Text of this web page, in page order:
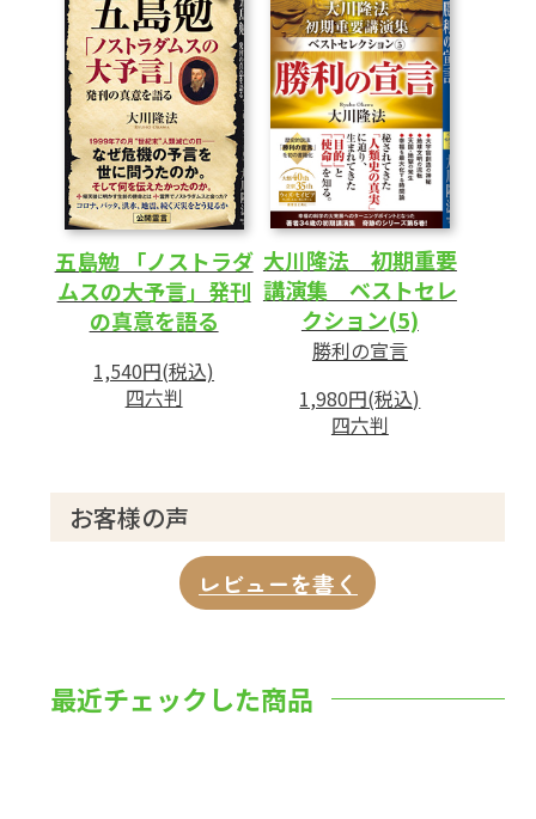
第3章 繁栄のための考え方-自分と他人の幸福
が一体化する生き方を
1 人間には「信仰の本能」がある
人間と動物を分けるもの
仏神の心に則って生きる
2 四つのよき習慣
反省-間違いを正し、罪を消す
読書-智慧の宝庫
勤勉さ-働くことを楽しむ
適度な運動-健康生活を保つ
自己資金をためる
知識を集める
4 人生を繁栄させる「奉仕の心」
五島勉 「ノストラダ
ムスの大予言」発刊
の真意を語る
1,540円(税込)
四六判
大川隆法 初期重要
講演集 ベストセレ
クション(5)
勝利の宣言
1,980円(税込)
四六判
お客様の声
レビューを書く
最近チェックした商品